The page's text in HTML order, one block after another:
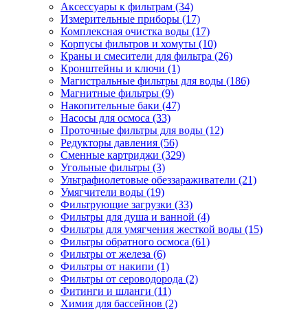
Аксессуары к фильтрам (34)
Измерительные приборы (17)
Комплексная очистка воды (17)
Корпусы фильтров и хомуты (10)
Краны и смесители для фильтра (26)
Кронштейны и ключи (1)
Магистральные фильтры для воды (186)
Магнитные фильтры (9)
Накопительные баки (47)
Насосы для осмоса (33)
Проточные фильтры для воды (12)
Редукторы давления (56)
Сменные картриджи (329)
Угольные фильтры (3)
Ультрафиолетовые обеззараживатели (21)
Умягчители воды (19)
Фильтрующие загрузки (33)
Фильтры для душа и ванной (4)
Фильтры для умягчения жесткой воды (15)
Фильтры обратного осмоса (61)
Фильтры от железа (6)
Фильтры от накипи (1)
Фильтры от сероводорода (2)
Фитинги и шланги (11)
Химия для бассейнов (2)